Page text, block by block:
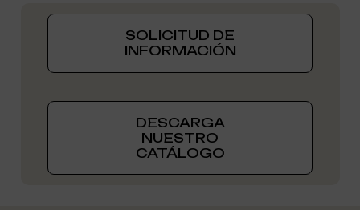
SOLICITUD DE
INFORMACIÓN
DESCARGA
NUESTRO
CATÁLOGO